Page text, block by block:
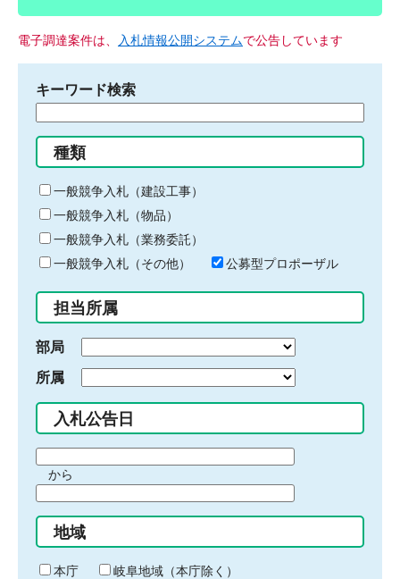
電子調達案件は、 入札情報公開システムで公告しています
キーワード検索
る
キ
ー
ワ
ー
ド
入
力
種類
一般競争入札（建設工事）
一般競争入札（物品）
一般競争入札（業務委託）
一般競争入札（その他）
公募型プロポーザル
担当所属
部局
所属
入札公告日
間
始
り
から
間
終
わ
地域
本庁
岐阜地域（本庁除く）